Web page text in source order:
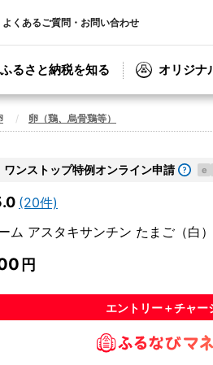
よくあるご質問・お問い合わせ
ふるさと納税を知る オリジナ
卵（鶏、烏骨鶏等）
ワンストップ特例オンライン申請 e
(20件)
ム アスタキサンチン たまご（白
エントリー＋チャー